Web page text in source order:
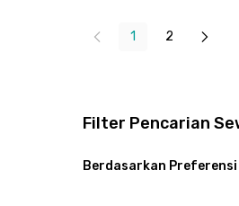
1 2
Filter Pencarian
Berdasarkan Preferensi